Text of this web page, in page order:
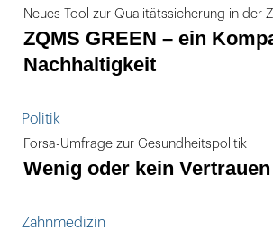
Neues Tool zur Qualitätssicherung in der
ZQMS GREEN – ein
Nachhaltigkeit
Politik
Forsa-Umfrage zur Gesundheitspolitik
Wenig oder kein Vertrauen
Zahnmedizin